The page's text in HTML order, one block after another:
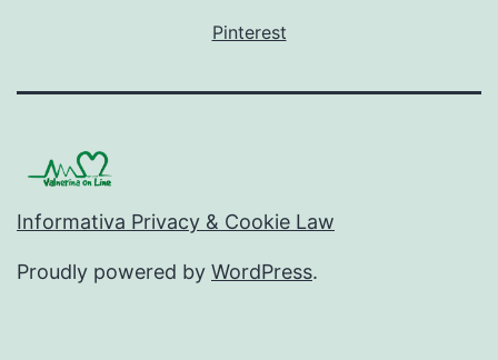
delle –
Pinterest
Informativa Privacy & Cookie Law
Proudly powered by WordPress.